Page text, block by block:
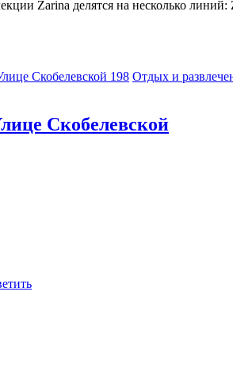
Zarina делятся на несколько
Скобелевской 198 Отдых и
Скобелевской